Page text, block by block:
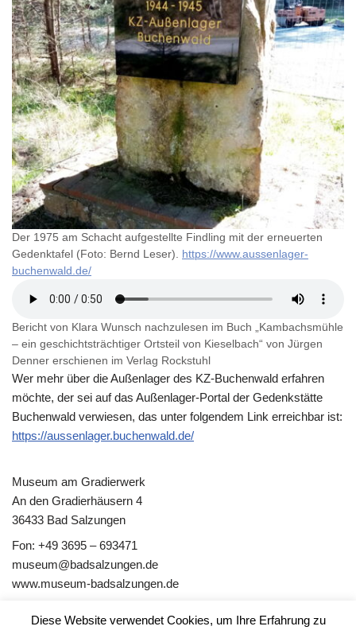
Der 1975 am Schacht aufgestellte Findling mit der erneuerten
Gedenktafel (Foto: Bernd Leser).
https://www.aussenlager-
buchenwald.de/
Bericht von Klara Wunsch nachzulesen im Buch „Kambachsmühle
– ein geschichtsträchtiger Ortsteil von Kieselbach“ von Jürgen
Denner erschienen im Verlag Rockstuhl
Wer mehr über die Außenlager des KZ-Buchenwald erfahren
möchte, der sei auf das Außenlager-Portal der Gedenkstätte
Buchenwald verwiesen, das unter folgendem Link erreichbar ist:
https://aussenlager.buchenwald.de/
Museum am Gradierwerk
An den Gradierhäusern 4
36433 Bad Salzungen
Fon: +49 3695 – 693471
museum@badsalzungen.de
www.museum-badsalzungen.de
außer: 24./25./31.12.
Diese Website verwendet Cookies, um Ihre Erfahrung zu